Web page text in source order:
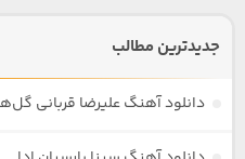
جدیدترین مطالب
دانلود آهنگ علیرضا قربانی